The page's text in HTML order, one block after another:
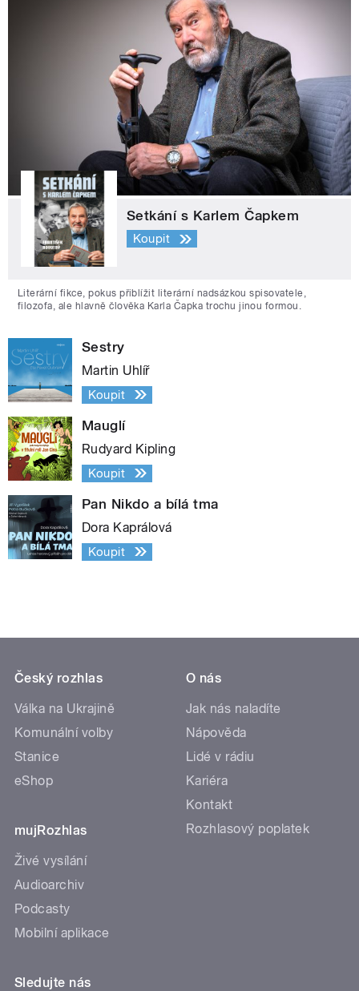
Setkání s Karlem Čapkem
Koupit
Literární fikce, pokus přiblížit literární nadsázkou spisovatele,
filozofa, ale hlavně člověka Karla Čapka trochu jinou formou.
Sestry
Martin Uhlíř
Koupit
Mauglí
Rudyard Kipling
Koupit
Pan Nikdo a bílá tma
Dora Kaprálová
Koupit
Český rozhlas
Válka na Ukrajině
Komunální volby
Stanice
eShop
mujRozhlas
Živé vysílání
Audioarchiv
Podcasty
Mobilní aplikace
O nás
Jak nás naladíte
Nápověda
Lidé v rádiu
Kariéra
Kontakt
Rozhlasový poplatek
Sledujte nás